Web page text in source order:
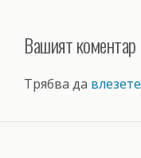
Вашият коментар
Трябва да влезете